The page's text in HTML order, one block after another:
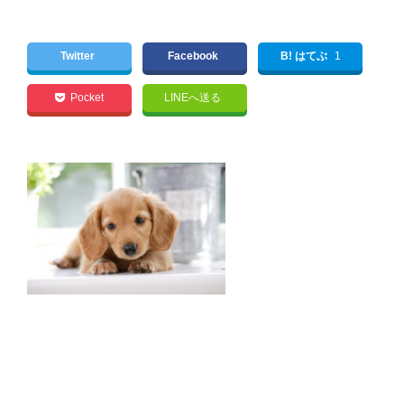
Twitter Facebook B! はてぶ 1
Pocket LINEへ送る